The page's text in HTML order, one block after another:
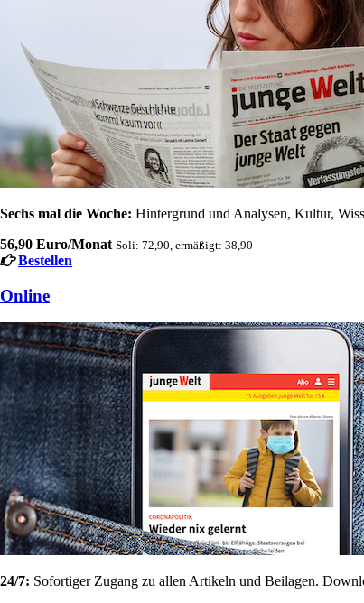
Sechs mal die Woche: Hintergrund und Analysen, Kultur,
56,90 Euro/Monat Soli: 72,90, ermäßigt: 38,90
Bestellen
Online
24/7: Sofortiger Zugang zu allen Artikeln und Beilagen.